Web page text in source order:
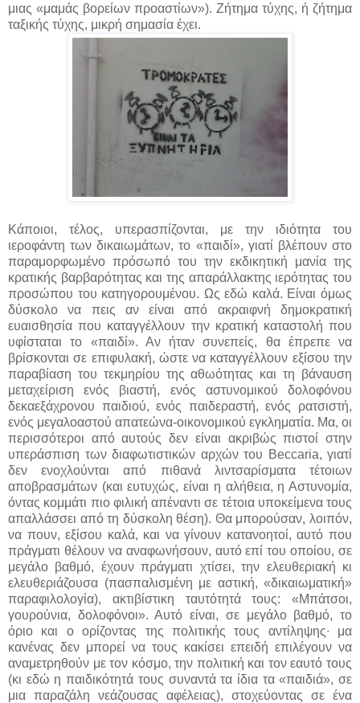
μιας «μαμάς βορείων προαστίων»). Ζήτημα τύχης, ή ζήτημα
ταξικής τύχης, μικρή σημασία έχει.
Κάποιοι, τέλος, υπερασπίζονται, με την ιδιότητα του
ιεροφάντη των δικαιωμάτων, το «παιδί», γιατί βλέπουν στο
παραμορφωμένο πρόσωπό του την εκδικητική μανία της
κρατικής βαρβαρότητας και της απαράλλακτης ιερότητας του
προσώπου του κατηγορουμένου. Ως εδώ καλά. Είναι όμως
δύσκολο να πεις αν είναι από ακραιφνή δημοκρατική
ευαισθησία που καταγγέλλουν την κρατική καταστολή που
υφίσταται το «παιδί». Αν ήταν συνεπείς, θα έπρεπε να
βρίσκονται σε επιφυλακή, ώστε να καταγγέλλουν εξίσου την
παραβίαση του τεκμηρίου της αθωότητας και τη βάναυση
μεταχείριση ενός βιαστή, ενός αστυνομικού δολοφόνου
δεκαεξάχρονου παιδιού, ενός παιδεραστή, ενός ρατσιστή,
ενός μεγαλοαστού απατεώνα-οικονομικού εγκληματία. Μα, οι
περισσότεροι από αυτούς δεν είναι ακριβώς πιστοί στην
υπεράσπιση των διαφωτιστικών αρχών του Beccaria, γιατί
δεν ενοχλούνται από πιθανά λιντσαρίσματα τέτοιων
αποβρασμάτων (και ευτυχώς, είναι η αλήθεια, η Αστυνομία,
όντας κομμάτι πιο φιλική απέναντι σε τέτοια υποκείμενα τους
απαλλάσσει από τη δύσκολη θέση). Θα μπορούσαν, λοιπόν,
να πουν, εξίσου καλά, και να γίνουν κατανοητοί, αυτό που
πράγματι θέλουν να αναφωνήσουν, αυτό επί του οποίου, σε
μεγάλο βαθμό, έχουν πράγματι χτίσει, την ελευθεριακή κι
ελευθεριάζουσα (πασπαλισμένη με αστική, «δικαιωματική»
παραφιλολογία), ακτιβίστικη ταυτότητά τους: «Μπάτσοι,
γουρούνια, δολοφόνοι». Αυτό είναι, σε μεγάλο βαθμό, το
όριο και ο ορίζοντας της πολιτικής τους αντίληψης∙ μα
κανένας δεν μπορεί να τους κακίσει επειδή επιλέγουν να
αναμετρηθούν με τον κόσμο, την πολιτική και τον εαυτό τους
(κι εδώ η παιδικότητά τους συναντά τα ίδια τα «παιδιά», σε
μια παραζάλη νεάζουσας αφέλειας), στοχεύοντας σε ένα